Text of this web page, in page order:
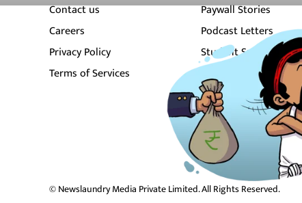
Contact us
Careers
Privacy Policy
Terms of Services
Paywall Stories
Podcast Letters
Student Subscription
Newsletters
© Newslaundry Media Private Limited. All Rights Reserved.